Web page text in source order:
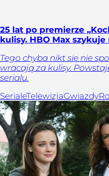
25 lat po premierze
kulisy. HBO Max
Tego chyba nikt się nie
wracają za kulisy.
serialu.
SerialeTelewizjaGwiazdy